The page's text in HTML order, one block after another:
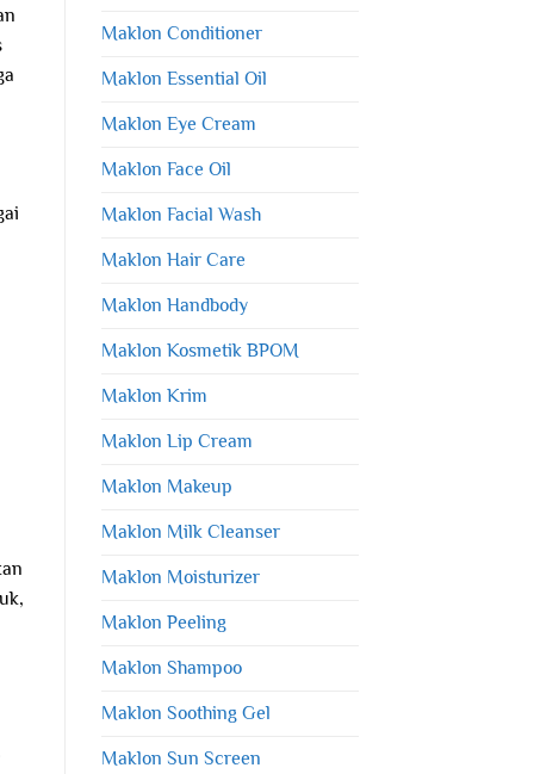
Maklon Conditioner
Maklon Essential Oil
Maklon Eye Cream
Maklon Face Oil
Maklon Facial Wash
Maklon Hair Care
Maklon Handbody
Maklon Kosmetik BPOM
Maklon Krim
Maklon Lip Cream
Maklon Makeup
Maklon Milk Cleanser
Maklon Moisturizer
Maklon Peeling
Maklon Shampoo
Maklon Soothing Gel
Maklon Sun Screen